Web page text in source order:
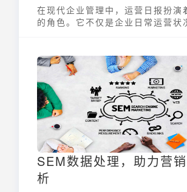
在现代企业管理中，运营日报扮演
的角色。它不仅是企业日常运营状
如企业的“晴雨表”，能够帮助企业
向，实现高效运营。
SEM数据处理，助力营
析